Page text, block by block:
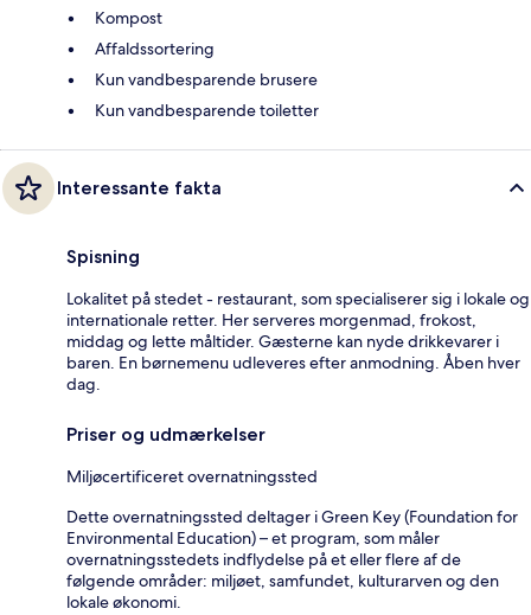
Kompost
Affaldssortering
Kun vandbesparende brusere
Kun vandbesparende toiletter
Interessante fakta
Spisning
Lokalitet på stedet - restaurant, som specialiserer sig i lokale og
internationale retter. Her serveres morgenmad, frokost,
middag og lette måltider. Gæsterne kan nyde drikkevarer i
baren. En børnemenu udleveres efter anmodning. Åben hver
dag.
Priser og udmærkelser
Miljøcertificeret overnatningssted
Dette overnatningssted deltager i Green Key (Foundation for
Environmental Education) – et program, som måler
overnatningsstedets indflydelse på et eller flere af de
følgende områder: miljøet, samfundet, kulturarven og den
lokale økonomi.